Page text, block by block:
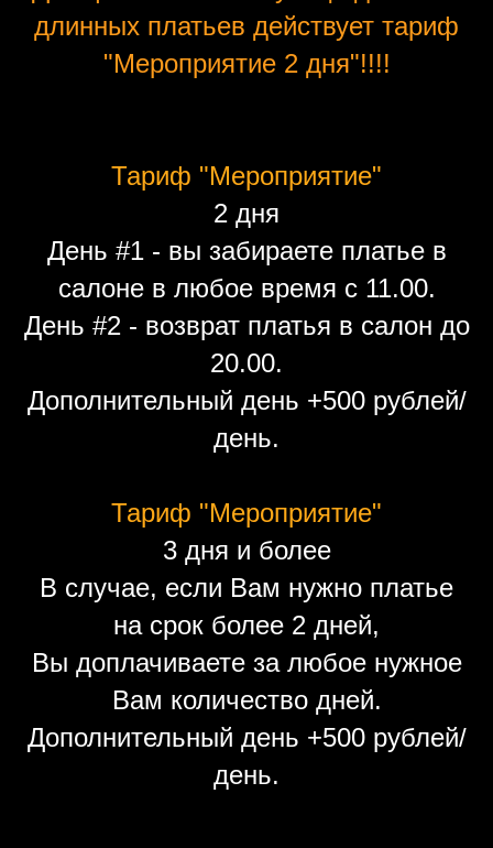
длинных платьев действует тариф
"Мероприятие 2 дня"!!!!
Тариф "Мероприятие"
2 дня
День #1 - вы забираете платье в
салоне в любое время с 11.00.
День #2 - возврат платья в салон до
20.00.
Дополнительный день +500 рублей/
день.
Тариф "Мероприятие"
3 дня и более
В случае, если Вам нужно платье
на срок более 2 дней,
Вы доплачиваете за любое нужное
Вам количество дней.
Дополнительный день +500 рублей/
день.